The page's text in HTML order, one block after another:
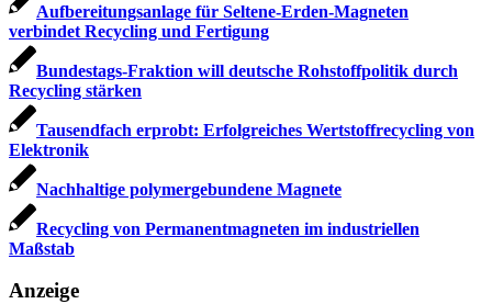
Aufbereitungsanlage für Seltene-Erden-Magneten
verbindet Recycling und Fertigung
Bundestags-Fraktion will deutsche Rohstoffpolitik durch
Recycling stärken
Tausendfach erprobt: Erfolgreiches Wertstoffrecycling von
Elektronik
Nachhaltige polymergebundene Magnete
Recycling von Permanentmagneten im industriellen
Maßstab
Anzeige